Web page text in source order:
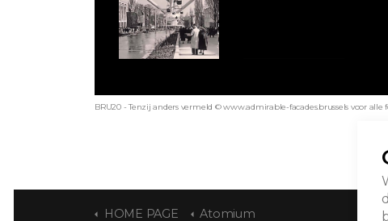
BRU20 - Tenzij anders vermeld © www.admirable-facades.brussels voor alle
HOME PAGE Atomium